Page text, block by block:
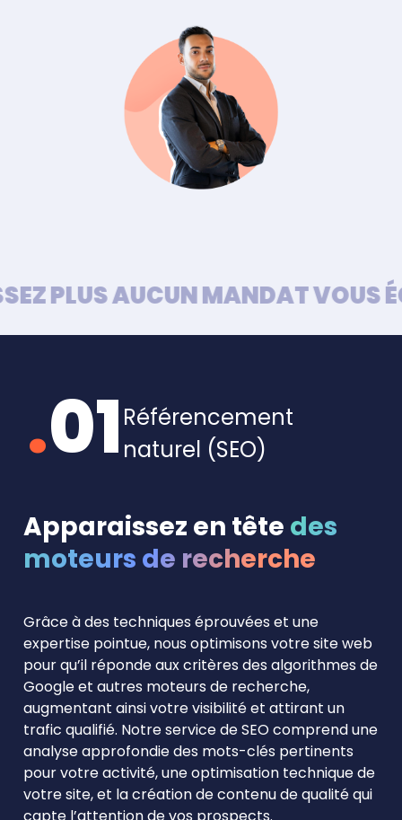
PLUS AUCUN MANDAT VOUS
.01 Référencement
naturel (SEO)
Apparaissez en tête des
moteurs de recherche
Grâce à des techniques éprouvées et une
expertise pointue, nous optimisons votre site web
pour qu’il réponde aux critères des algorithmes de
Google et autres moteurs de recherche,
augmentant ainsi votre visibilité et attirant un
trafic qualifié. Notre service de SEO comprend une
analyse approfondie des mots-clés pertinents
pour votre activité, une optimisation technique de
votre site, et la création de contenu de qualité qui
capte l’attention de vos prospects.